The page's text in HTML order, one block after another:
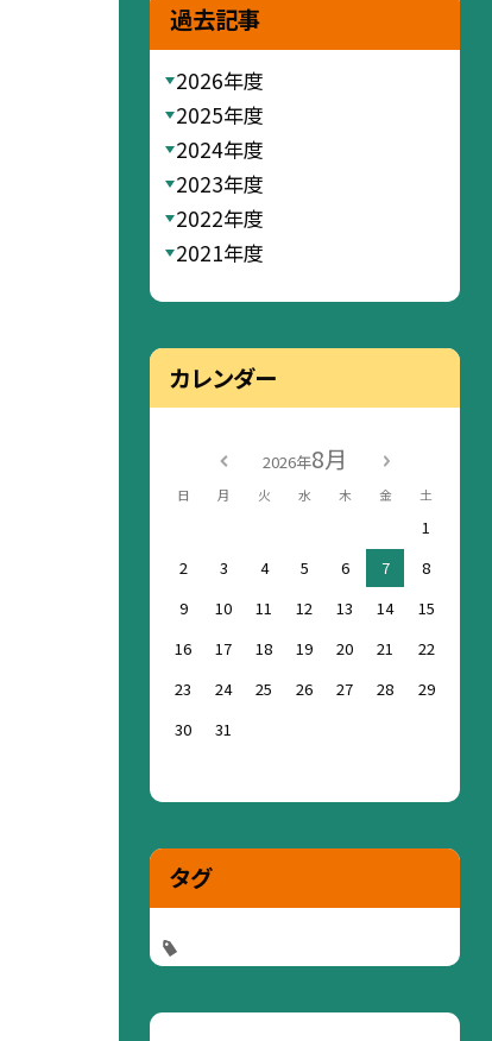
過去記事
2026年度
2025年度
2024年度
2023年度
2022年度
2021年度
カレンダー
2026年8月
日 月 火 水 木 金 土
1
2
3 4 5 6 7
8
9
10 11 12 13 14
15
16
17 18 19 20 21
22
23
24 25 26 27 28
29
30
31
タグ